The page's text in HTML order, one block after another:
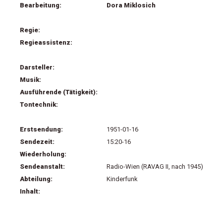
Bearbeitung:
Dora Miklosich
Regie:
Regieassistenz:
Darsteller:
Musik:
Ausführende (Tätigkeit):
Tontechnik:
Erstsendung:
1951-01-16
Sendezeit:
15:20-16
Wiederholung:
Sendeanstalt:
Radio-Wien (RAVAG II, nach 1945)
Abteilung:
Kinderfunk
Inhalt: